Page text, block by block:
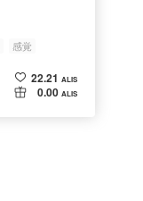
感覚
22.21 ALIS
0.00 ALIS